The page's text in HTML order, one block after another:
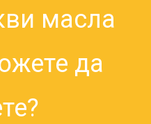
масла
да